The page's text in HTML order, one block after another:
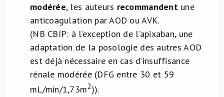
modérée, les auteurs recommandentune
anticoagulation par AOD ou AVK.
(NB CBIP: à l’exception de l’apixaban, une
adaptation de la posologie des autres AOD
est déjà nécessaire en cas d’insuffisance
rénale modérée (DFG entre 30 et 59
mL/min/1,73m2)).